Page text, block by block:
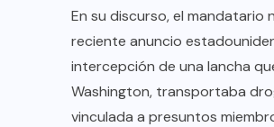
En su discurso, el mandatario
reciente anuncio
intercepción de una lancha
Washington, transportaba
vinculada a presuntos